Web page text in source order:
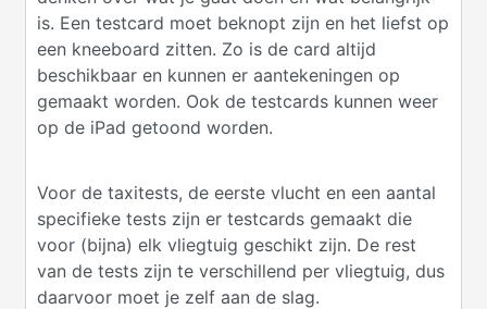
is. Een testcard moet beknopt zijn en het liefst op
een kneeboard zitten. Zo is de card altijd
beschikbaar en kunnen er aantekeningen op
gemaakt worden. Ook de testcards kunnen weer
op de iPad getoond worden.
Voor de taxitests, de eerste vlucht en een aantal
specifieke tests zijn er testcards gemaakt die
voor (bijna) elk vliegtuig geschikt zijn. De rest
van de tests zijn te verschillend per vliegtuig, dus
daarvoor moet je zelf aan de slag.